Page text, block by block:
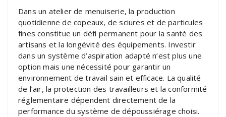
Dans un atelier de menuiserie, la production
quotidienne de copeaux, de sciures et de particules
fines constitue un défi permanent pour la santé des
artisans et la longévité des équipements. Investir
dans un système d’aspiration adapté n’est plus une
option mais une nécessité pour garantir un
environnement de travail sain et efficace. La qualité
de l’air, la protection des travailleurs et la conformité
réglementaire dépendent directement de la
performance du système de dépoussiérage choisi.